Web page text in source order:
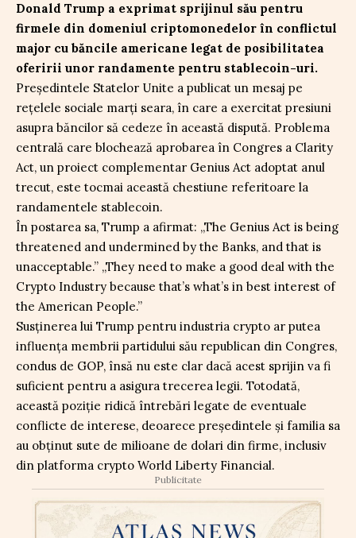
Donald Trump a exprimat sprijinul său pentru
firmele din domeniul criptomonedelor în conflictul
major cu băncile americane legat de posibilitatea
oferirii unor randamente pentru stablecoin-uri.
Președintele Statelor Unite a publicat un mesaj pe
rețelele sociale marți seara, în care a exercitat presiuni
asupra băncilor să cedeze în această dispută. Problema
centrală care blochează aprobarea în Congres a Clarity
Act, un proiect complementar Genius Act adoptat anul
trecut, este tocmai această chestiune referitoare la
randamentele stablecoin.
În postarea sa, Trump a afirmat: „The Genius Act is being
threatened and undermined by the Banks, and that is
unacceptable.” „They need to make a good deal with the
Crypto Industry because that’s what’s in best interest of
the American People.”
Susținerea lui Trump pentru industria crypto ar putea
influența membrii partidului său republican din Congres,
condus de GOP, însă nu este clar dacă acest sprijin va fi
suficient pentru a asigura trecerea legii. Totodată,
această poziție ridică întrebări legate de eventuale
conflicte de interese, deoarece președintele și familia sa
au obținut sute de milioane de dolari din firme, inclusiv
din platforma crypto World Liberty Financial.
Publicitate